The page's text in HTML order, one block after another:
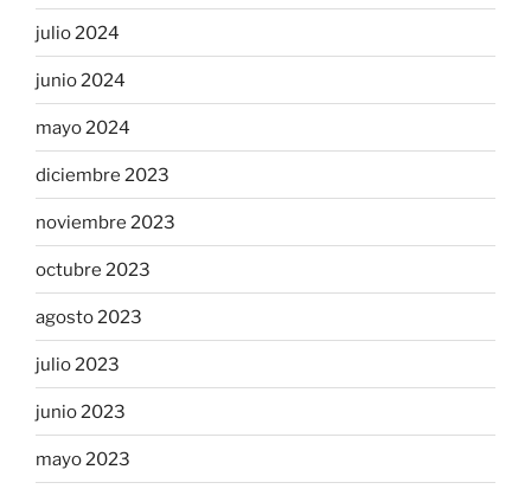
julio 2024
junio 2024
mayo 2024
diciembre 2023
noviembre 2023
octubre 2023
agosto 2023
julio 2023
junio 2023
mayo 2023